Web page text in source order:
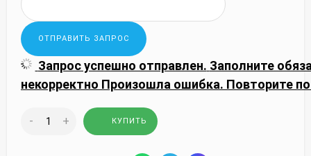
Запрос успешно отправлен. Заполните
некорректно Произошла ошибка. Повторите
- + КУПИТЬ